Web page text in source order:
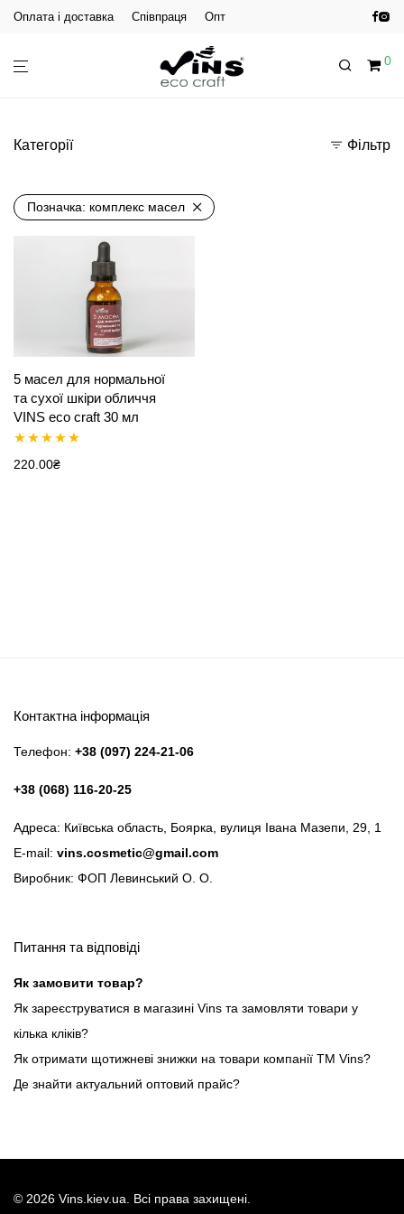
Оплата і доставка Співпраця Опт
0
Категорії Фільтр
Позначка: комплекс масел
5 масел для нормальної
та сухої шкіри обличчя
VINS eco craft 30 мл
Оцінено в
220.00₴
Контактна інформація
Телефон: +38 (097) 224-21-06
+38 (068) 116-20-25
Адреса: Київська область, Боярка, вулиця Івана Мазепи, 29, 1
E-mail: vins.cosmetic@gmail.com
Виробник: ФОП Левинський О. О.
Питання та відповіді
Як замовити товар?
Як зареєструватися в магазині Vins та замовляти товари у
кілька кліків?
Як отримати щотижневі знижки на товари компанії ТМ Vins?
Де знайти актуальний оптовий прайс?
© 2026 Vins.kiev.ua. Всі права захищені.